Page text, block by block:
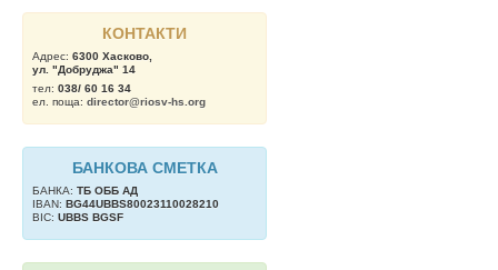
КОНТАКТИ
Адрес: 6300 Хасково,
ул. "Добруджа" 14
тел: 038/ 60 16 34
ел. поща: director@riosv-hs.org
БАНКОВА СМЕТКА
БАНКА: ТБ OББ АД
IBAN: BG44UBBS80023110028210
BIC: UBBS BGSF